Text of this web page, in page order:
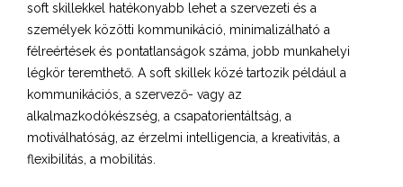
soft skillekkel hatékonyabb lehet a szervezeti és a
személyek közötti kommunikáció, minimalizálható a
félreértések és pontatlanságok száma, jobb munkahelyi
légkör teremthető. A soft skillek közé tartozik például a
kommunikációs, a szervező- vagy az
alkalmazkodókészség, a csapatorientáltság, a
motiválhatóság, az érzelmi intelligencia, a kreativitás, a
flexibilitás, a mobilitás.